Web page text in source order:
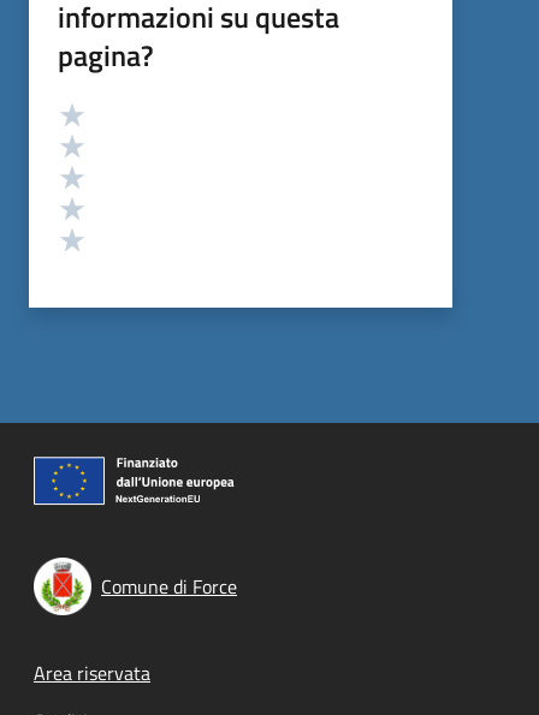
informazioni su questa
pagina?
Valutazione
Comune di Force
Footer menu
Area riservata